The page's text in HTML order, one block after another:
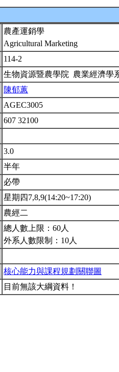
農產運銷學
Agricultural Marketing
114-2
生物資源暨農學院 農業經濟
陳郁蕙
AGEC3005
607 32100
3.0
半年
必帶
星期四7,8,9(14:20~17:20)
農經二
總人數上限：60人
外系人數限制：10人
核心能力與課程規劃關聯圖
目前無該大綱資料！